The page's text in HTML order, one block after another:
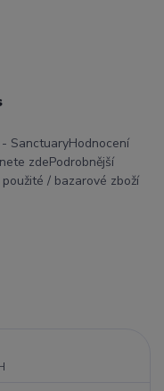
SanctuaryHodnocení
zdePodrobnější
/ bazarové zboží